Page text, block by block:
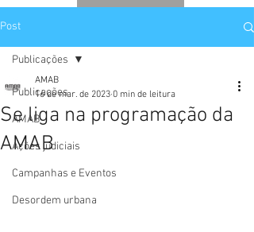
Post
Publicações
AMAB
Ações judiciais
Campanhas e Eventos
Desordem urbana
Publicações
Se liga na programação da
AMAB
AMAB
16 de mar. de 2023 0 min de leitura